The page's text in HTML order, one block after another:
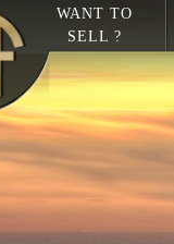
WANT TO
SELL ?